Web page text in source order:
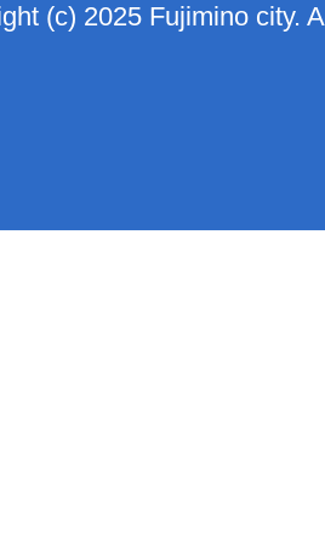
(c) 2025 Fujimino city.